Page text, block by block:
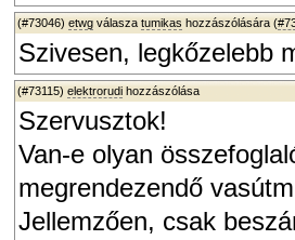
(#73046) etwg válasza tumikas hozzászólására (
Szivesen, legkőzelebb
(#73115) elektrorudi hozzászólása
Szervusztok!
Van-e olyan
megrendezendő
Jellemzően, csak